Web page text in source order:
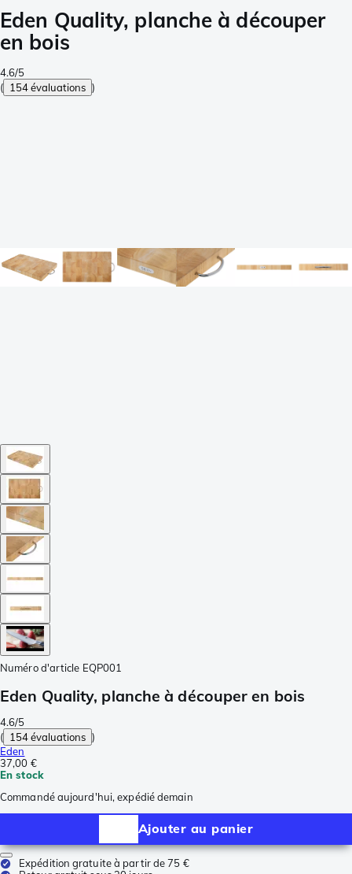
Eden Quality, planche à découper
en bois
4.6/5
( 154 évaluations )
Numéro d'article EQP001
Eden Quality, planche à découper en bois
4.6/5
( 154 évaluations )
Eden
37,00 €
En stock
Commandé aujourd'hui, expédié demain
Ajouter au panier
Expédition gratuite à partir de 75 €